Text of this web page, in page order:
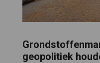
geopolitiek